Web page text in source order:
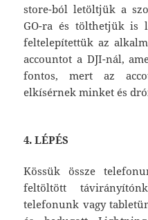
store-ból letöltjük a
GO-ra és tölthetjük is
feltelepítettük az
accountot a DJI-nál,
fontos, mert az
elkísérnek minket és
4. LÉPÉS
Kössük össze
feltöltött
telefonunk vagy